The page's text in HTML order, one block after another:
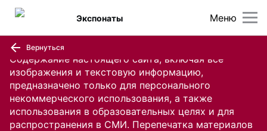
Содержание настоящего сайта, включая все
изображения и текстовую информацию,
предназначено только для персонального
некоммерческого использования, а также
использования в образовательных целях и для
распространения в СМИ. Перепечатка материалов
Меню
Экспонаты
Вернуться